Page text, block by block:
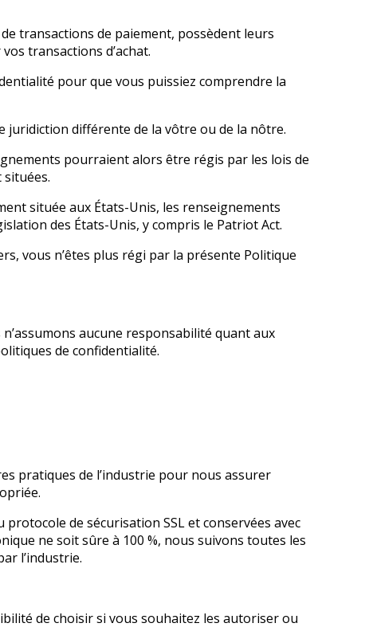
transactions de paiement, possèdent leurs
transactions d’achat.
pour que vous puissiez comprendre la
différente de la vôtre ou de la nôtre.
pourraient alors être régis par les lois de
située aux États-Unis, les renseignements
des États-Unis, y compris le Patriot Act.
vous n’êtes plus régi par la présente Politique
aucune responsabilité quant aux
de confidentialité.
pratiques de l’industrie pour nous assurer
de sécurisation SSL et conservées avec
ne soit sûre à 100 %, nous suivons toutes les
l’industrie.
de choisir si vous souhaitez les autoriser ou